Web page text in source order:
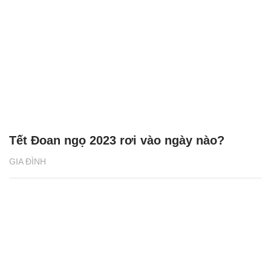
GIA ĐÌNH
Tết Đoan ngọ 2023 rơi vào ngày nào?